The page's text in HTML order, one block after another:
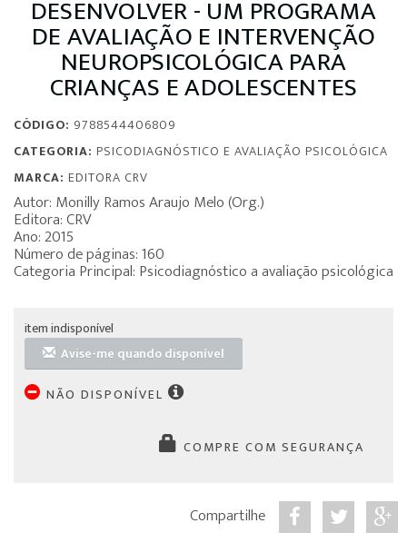
DESENVOLVER - UM PROGRAMA
DE AVALIAÇÃO E INTERVENÇÃO
NEUROPSICOLÓGICA PARA
CRIANÇAS E ADOLESCENTES
CÓDIGO: 9788544406809
CATEGORIA: PSICODIAGNÓSTICO E AVALIAÇÃO PSICOLÓGICA
MARCA: EDITORA CRV
Autor: Monilly Ramos Araujo Melo (Org.)
Editora: CRV
Ano: 2015
Número de páginas: 160
Categoria Principal: Psicodiagnóstico a avaliação psicológica
item indisponível
Avise-me quando disponível
NÃO DISPONÍVEL
COMPRE COM SEGURANÇA
Compartilhe